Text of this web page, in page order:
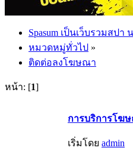
Spasum เป็นเว็บรวมส
หมวดหมู่ทั่วไป »
ติดต่อลงโฆษณา
หน้า: [1]
การบริการโฆษ
เริ่มโดย admin